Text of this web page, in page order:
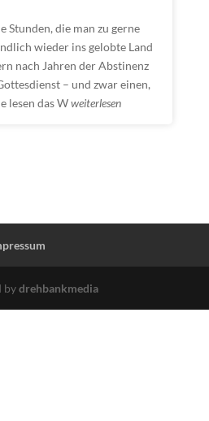
Stunden, die man zu gerne
wieder ins gelobte Land
nach Jahren der Abstinenz
– und zwar einen,
lesen das Wweiterlesen
bydrehbankmedia